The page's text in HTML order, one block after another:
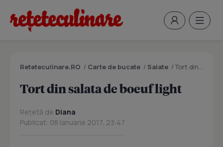
Reteteculinare.RO / Carte de bucate / Salate /Tort din salata de boeuf light
Tort din salata de boeuf light
Rețetă de Diana
Publicat: 08 Ianuarie 2017, 23:47